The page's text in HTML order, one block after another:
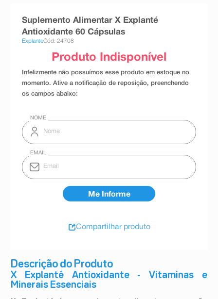
Descrição do Produto
X Explanté Antioxidante - Vitaminas e
Minerais Essenciais
Suplemento Alimentar X Explanté
Antioxidante 60 Cápsulas
ExplanteCód: 24708
Compartilhar produto
esmalte
10ºabsorvente